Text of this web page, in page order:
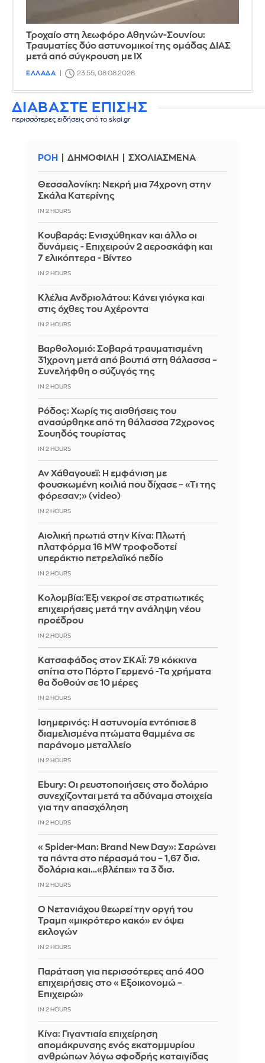
Τροχαίο στη λεωφόρο Αθηνών-Σουνίου:
Τραυματίες δύο αστυνομικοί της ομάδας ΔΙΑΣ
μετά από σύγκρουση με ΙΧ
ΕΛΛΑΔΑ 23:55, 08.08.2026
ΔΙΑΒΑΣΤΕ ΕΠΙΣΗΣ
περισσότερες ειδήσεις από το skai.gr
ΡΟΗ ΔΗΜΟΦΙΛΗ ΣΧΟΛΙΑΣΜΕΝΑ
Θεσσαλονίκη: Νεκρή μια 74χρονη στην
Σκάλα Κατερίνης
IN 2 HOURS
Κουβαράς: Ενισχύθηκαν και άλλο οι
δυνάμεις - Επιχειρούν 2 αεροσκάφη και
7 ελικόπτερα - Βίντεο
IN 2 HOURS
Κλέλια Ανδριολάτου: Κάνει γιόγκα και
στις όχθες του Αχέροντα
IN 2 HOURS
Βαρθολομιό: Σοβαρά τραυματισμένη
31χρονη μετά από βουτιά στη θάλασσα –
Συνελήφθη ο σύζυγός της
IN 2 HOURS
Ρόδος: Χωρίς τις αισθήσεις του
ανασύρθηκε από τη θάλασσα 72χρονος
Σουηδός τουρίστας
IN 2 HOURS
Αν Χάθαγουεϊ: Η εμφάνιση με
φουσκωμένη κοιλιά που δίχασε – «Τι της
φόρεσαν;» (video)
IN 2 HOURS
Αιολική πρωτιά στην Κίνα: Πλωτή
πλατφόρμα 16 MW τροφοδοτεί
υπεράκτιο πετρελαϊκό πεδίο
IN 2 HOURS
Κολομβία: Έξι νεκροί σε στρατιωτικές
επιχειρήσεις μετά την ανάληψη νέου
προέδρου
IN 2 HOURS
Kατσαφάδος στον ΣΚΑΪ: 79 κόκκινα
σπίτια στο Πόρτο Γερμενό -Τα χρήματα
θα δοθούν σε 10 μέρες
IN 2 HOURS
Ισημερινός: Η αστυνομία εντόπισε 8
διαμελισμένα πτώματα θαμμένα σε
παράνομο μεταλλείο
IN 2 HOURS
Ebury: Οι ρευστοποιήσεις στο δολάριο
συνεχίζονται μετά τα αδύναμα στοιχεία
για την απασχόληση
IN 2 HOURS
«Spider-Man: Brand New Day»: Σαρώνει
τα πάντα στο πέρασμά του – 1,67 δισ.
δολάρια και…«βλέπει» τα 3 δισ.
IN 2 HOURS
Ο Νετανιάχου θεωρεί την οργή του
Τραμπ «μικρότερο κακό» εν όψει
εκλογών
IN 2 HOURS
Παράταση για περισσότερες από 400
επιχειρήσεις στο «Εξοικονομώ –
Επιχειρώ»
IN 2 HOURS
Κίνα: Γιγαντιαία επιχείρηση
απομάκρυνσης ενός εκατομμυρίου
ανθρώπων λόγω σφοδρής καταιγίδας